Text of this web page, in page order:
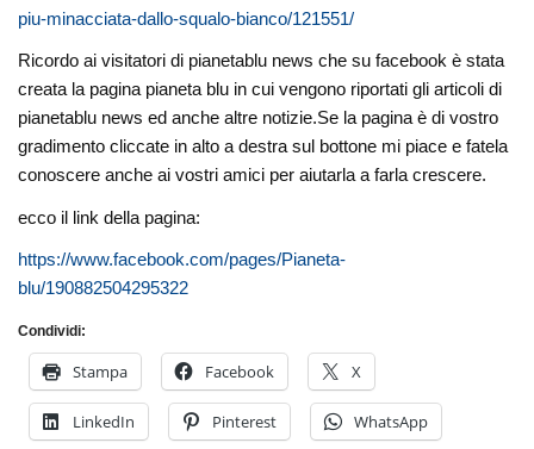
piu-minacciata-dallo-squalo-bianco/121551/
Ricordo ai visitatori di pianetablu news che su facebook è stata
creata la pagina pianeta blu in cui vengono riportati gli articoli di
pianetablu news ed anche altre notizie.Se la pagina è di vostro
gradimento cliccate in alto a destra sul bottone mi piace e fatela
conoscere anche ai vostri amici per aiutarla a farla crescere.
ecco il link della pagina:
https://www.facebook.com/pages/Pianeta-
blu/190882504295322
Condividi:
Stampa Facebook X
LinkedIn Pinterest WhatsApp